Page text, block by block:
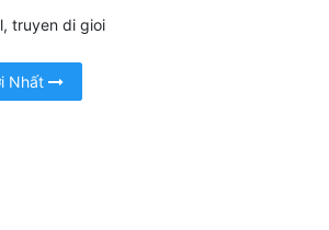
truyen di gioi
Nhất